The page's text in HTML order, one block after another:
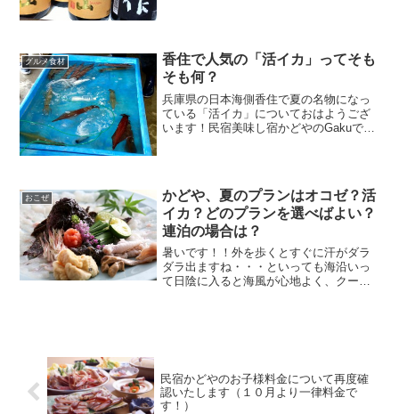
美味しかった...
グルメ食材
香住で人気の「活イカ」ってそも
そも何？
兵庫県の日本海側香住で夏の名物になっ
ている「活イカ」についておはようござ
います！民宿美味し宿かどやのGakuで
おこぜ
かどや、夏のプランはオコゼ？活
イカ？どのプランを選べばよい？
連泊の場合は？
暑いです！！外を歩くとすぐに汗がダラ
ダラ出ますね・・・といっても海沿いっ
て日陰に入ると海風が心地よく、クーラ
民宿かどやのお子様料金について再度確
認いたします（１０月より一律料金で
す！）